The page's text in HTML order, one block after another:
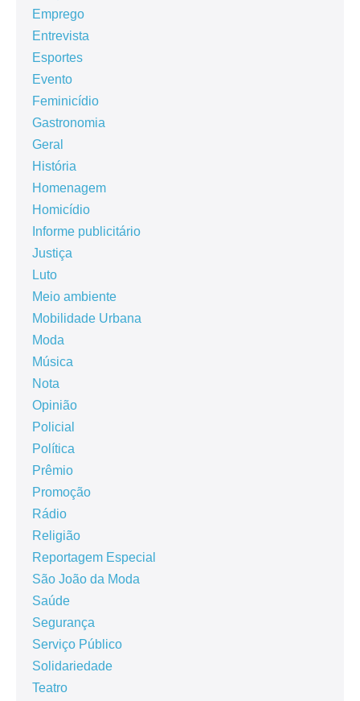
Emprego
Entrevista
Esportes
Evento
Feminicídio
Gastronomia
Geral
História
Homenagem
Homicídio
Informe publicitário
Justiça
Luto
Meio ambiente
Mobilidade Urbana
Moda
Música
Nota
Opinião
Policial
Política
Prêmio
Promoção
Rádio
Religião
Reportagem Especial
São João da Moda
Saúde
Segurança
Serviço Público
Solidariedade
Teatro